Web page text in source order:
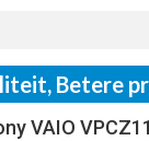
Betere
VAIO